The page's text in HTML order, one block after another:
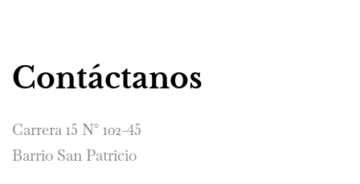
Contáctanos
Carrera 15 N° 102-45
Barrio San Patricio